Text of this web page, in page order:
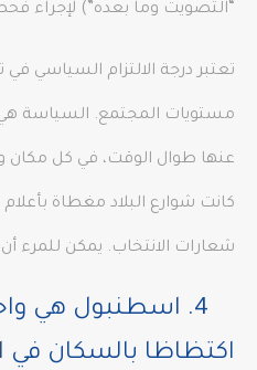
“التصويت وما بعده”) لإجراء
تعتبر درجة الالتزام السياسي
مستويات المجتمع. السياسة
عنها طوال الوقت، في كل مكان
كانت شوارع البلاد مغطاة بأعلام
شعارات الانتخاب. يمكن للمرء أن
4. اسطنبول هي
اكتظاظا بالسكان في